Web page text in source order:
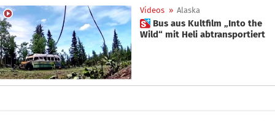
Videos » Alaska
 Bus aus Kultfilm „Into the
Wild“ mit Heli abtransportiert